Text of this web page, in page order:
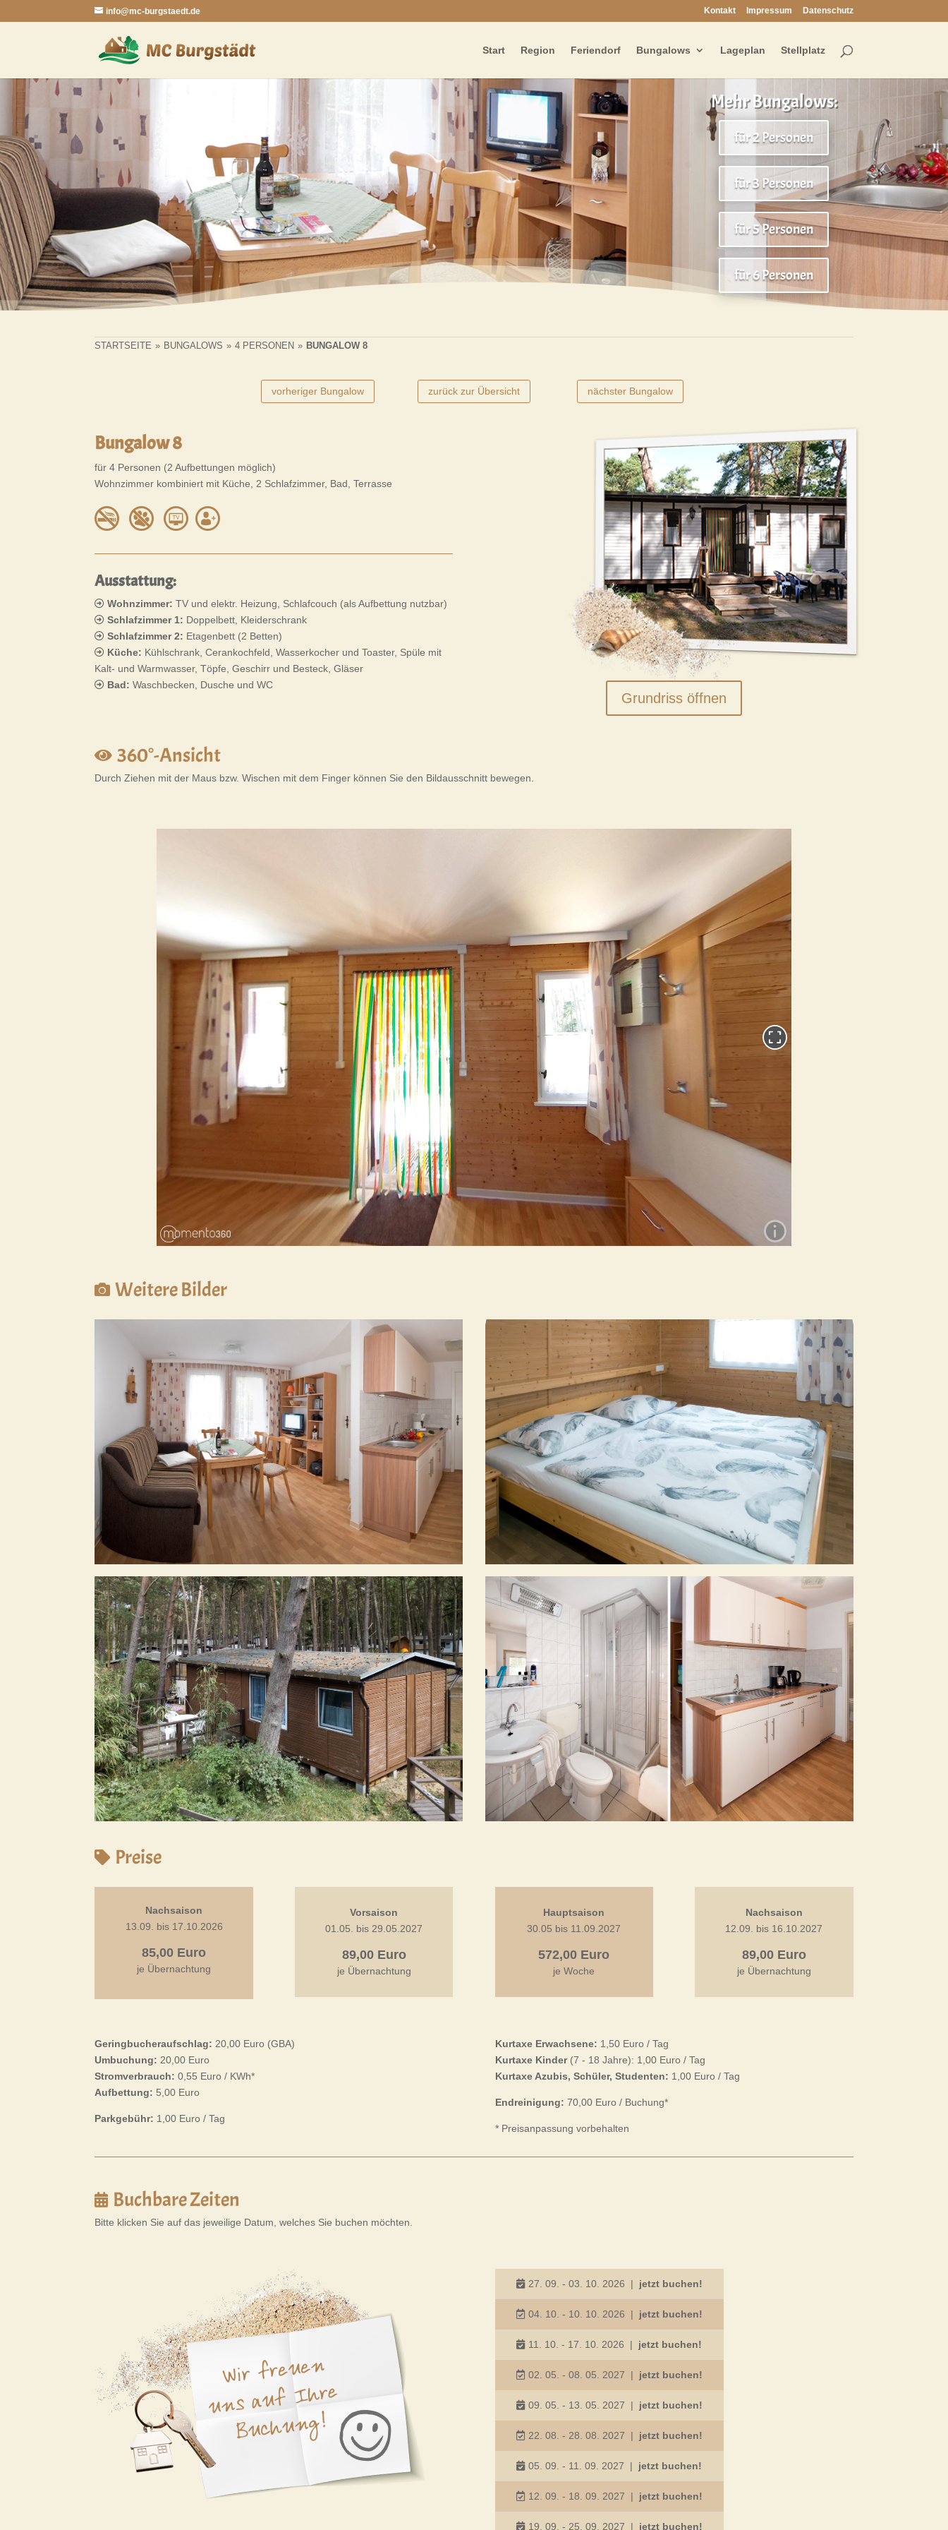
info@mc-burgstaedt.de Kontakt Impressum Datenschutz
Start Region Feriendorf Bungalows Lageplan Stellplatz
Mehr Bungalows:
für 2 Personen
für 3 Personen
für 5 Personen
für 6 Personen
STARTSEITE » BUNGALOWS » 4 PERSONEN » BUNGALOW 8
vorheriger Bungalow zurück zur Übersicht nächster Bungalow
Bungalow 8
für 4 Personen (2 Aufbettungen möglich)
Wohnzimmer kombiniert mit Küche, 2 Schlafzimmer, Bad, Terrasse
Ausstattung:
Wohnzimmer: TV und elektr. Heizung, Schlafcouch (als Aufbettung nutzbar)
Schlafzimmer 1: Doppelbett, Kleiderschrank
Schlafzimmer 2: Etagenbett (2 Betten)
Küche: Kühlschrank, Cerankochfeld, Wasserkocher und Toaster, Spüle mit
Kalt- und Warmwasser, Töpfe, Geschirr und Besteck, Gläser
Bad: Waschbecken, Dusche und WC
Grundriss öffnen
360°-Ansicht
Durch Ziehen mit der Maus bzw. Wischen mit dem Finger können Sie den Bildausschnitt bewegen.
Weitere Bilder
Preise
Nachsaison
13.09. bis 17.10.2026
85,00 Euro
je Übernachtung
Vorsaison
01.05. bis 29.05.2027
89,00 Euro
je Übernachtung
Hauptsaison
30.05 bis 11.09.2027
572,00 Euro
je Woche
Nachsaison
12.09. bis 16.10.2027
89,00 Euro
je Übernachtung
Geringbucheraufschlag: 20,00 Euro (GBA)
Umbuchung: 20,00 Euro
Stromverbrauch: 0,55 Euro / KWh*
Aufbettung: 5,00 Euro
Parkgebühr: 1,00 Euro / Tag
Kurtaxe Erwachsene: 1,50 Euro / Tag
Kurtaxe Kinder(7 - 18 Jahre): 1,00 Euro / Tag
Kurtaxe Azubis, Schüler, Studenten: 1,00 Euro / Tag
Endreinigung: 70,00 Euro / Buchung*
* Preisanpassung vorbehalten
Buchbare Zeiten
Bitte klicken Sie auf das jeweilige Datum, welches Sie buchen möchten.
27. 09. - 03. 10. 2026 | jetzt buchen!
04. 10. - 10. 10. 2026 | jetzt buchen!
11. 10. - 17. 10. 2026 | jetzt buchen!
02. 05. - 08. 05. 2027 | jetzt buchen!
09. 05. - 13. 05. 2027 | jetzt buchen!
22. 08. - 28. 08. 2027 | jetzt buchen!
05. 09. - 11. 09. 2027 | jetzt buchen!
12. 09. - 18. 09. 2027 | jetzt buchen!
19. 09. - 25. 09. 2027 | jetzt buchen!